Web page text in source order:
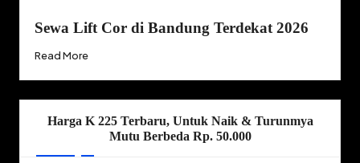
Sewa Lift Cor di Bandung Terdekat 2026
Read More
Harga K 225 Terbaru, Untuk Naik & Turunmya
Mutu Berbeda Rp. 50.000